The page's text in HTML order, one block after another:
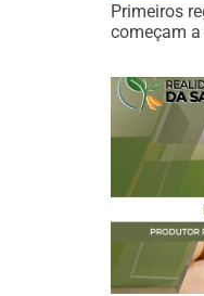
Primeiros
começam